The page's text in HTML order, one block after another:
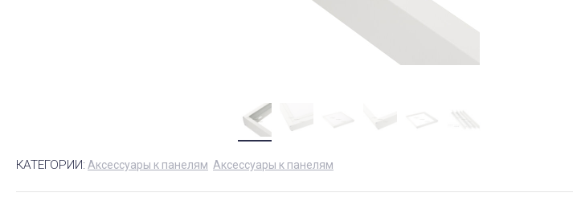
КАТЕГОРИИ: Аксессуары к панелям Аксессуары к панелям